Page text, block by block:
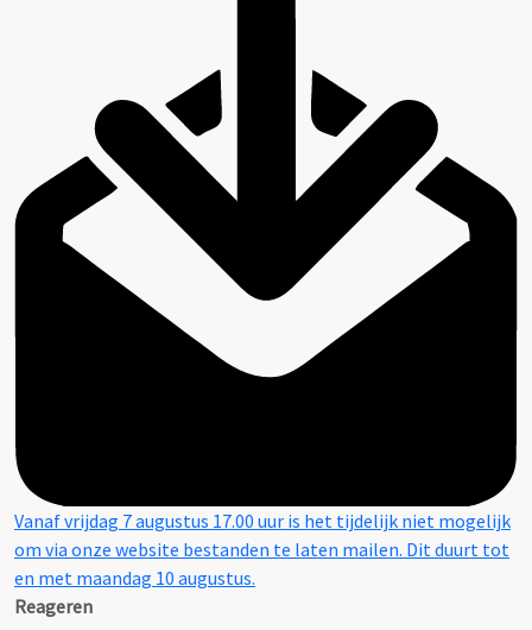
Vanaf vrijdag 7 augustus 17.00 uur is het tijdelijk niet mogelijk
om via onze website bestanden te laten mailen. Dit duurt tot
en met maandag 10 augustus.
Reageren